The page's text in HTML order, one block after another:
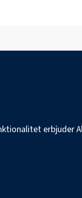
erbjuder